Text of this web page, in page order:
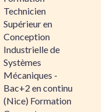
Technicien
Supérieur en
Conception
Industrielle de
Systèmes
Mécaniques -
Bac+2 en continu
(Nice) Formation